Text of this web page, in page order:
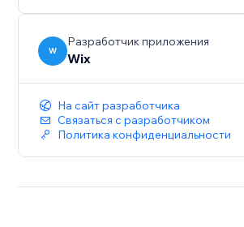
W
Разработчик приложения
Wix
На сайт разработчика
Связаться с разработчиком
Политика конфиденциальности